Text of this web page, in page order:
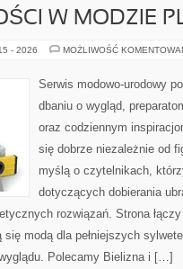
W MODZIE
- 2026 MOŻLIWOŚĆ
Serwis modowo-urodowy
dbaniu o wygląd,
oraz codziennym
się dobrze niezależnie od
myślą o czytelnikach,
dotyczących dobierania
rozwiązań. Strona
modą dla pełniejszych
Polecamy Bielizna i […]